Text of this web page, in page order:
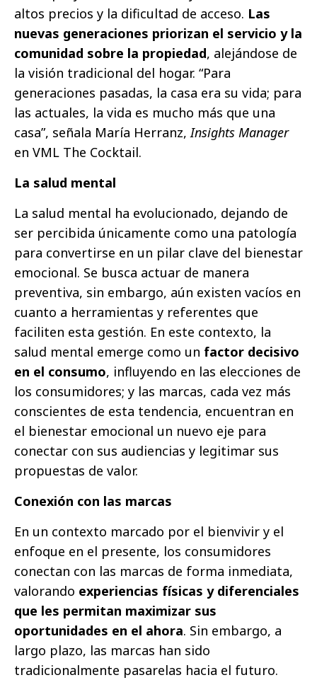
altos precios y la dificultad de acceso. Las
nuevas generaciones priorizan el servicio y la
comunidad sobre la propiedad, alejándose de
la visión tradicional del hogar. “Para
generaciones pasadas, la casa era su vida; para
las actuales, la vida es mucho más que una
casa”, señala María Herranz,Insights Manager
en VML The Cocktail.
La salud mental
La salud mental ha evolucionado, dejando de
ser percibida únicamente como una patología
para convertirse en un pilar clave del bienestar
emocional. Se busca actuar de manera
preventiva, sin embargo, aún existen vacíos en
cuanto a herramientas y referentes que
faciliten esta gestión. En este contexto, la
salud mental emerge como un factor decisivo
en el consumo, influyendo en las elecciones de
los consumidores; y las marcas, cada vez más
conscientes de esta tendencia, encuentran en
el bienestar emocional un nuevo eje para
conectar con sus audiencias y legitimar sus
propuestas de valor.
Conexión con las marcas
En un contexto marcado por el bienvivir y el
enfoque en el presente, los consumidores
conectan con las marcas de forma inmediata,
valorando experiencias físicas y diferenciales
que les permitan maximizar sus
oportunidades en el ahora. Sin embargo, a
largo plazo, las marcas han sido
tradicionalmente pasarelas hacia el futuro.